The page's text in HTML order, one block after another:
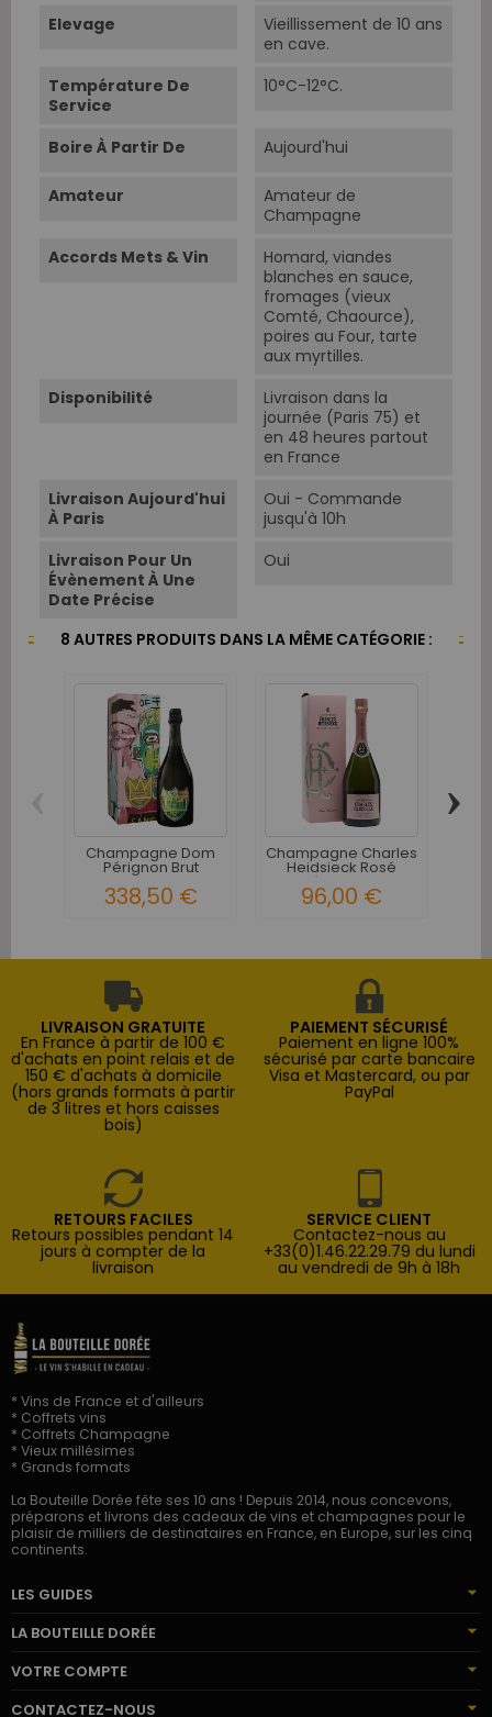
Elevage
Vieillissement de 10 ans
en cave.
Température De
Service
10°C-12°C.
Boire À Partir De Aujourd'hui
Amateur
Amateur de
Champagne
Accords Mets & Vin
Homard, viandes
blanches en sauce,
fromages (vieux
Comté, Chaource),
poires au Four, tarte
aux myrtilles.
Disponibilité
Livraison dans la
journée (Paris 75) et
en 48 heures partout
en France
Livraison Aujourd'hui
À Paris
Oui - Commande
jusqu'à 10h
Livraison Pour Un
Évènement À Une
Date Précise
Oui
8 AUTRES PRODUITS DANS LA MÊME CATÉGORIE :
Champagne Dom
Pérignon Brut
Vintage...
338,50 €
Champagne Charles
Heidsieck Rosé
Réserve -...
96,00 €
›
LIVRAISON GRATUITE
En France à partir de 100 €
d'achats en point relais et de
150 € d'achats à domicile
(hors grands formats à partir
de 3 litres et hors caisses
bois)
PAIEMENT SÉCURISÉ
Paiement en ligne 100%
sécurisé par carte bancaire
Visa et Mastercard, ou par
PayPal
RETOURS FACILES
Retours possibles pendant 14
jours à compter de la
livraison
SERVICE CLIENT
Contactez-nous au
+33(0)1.46.22.29.79 du lundi
au vendredi de 9h à 18h
* Vins de France et d'ailleurs
* Coffrets vins
* Coffrets Champagne
* Vieux millésimes
* Grands formats
La Bouteille Dorée fête ses 10 ans ! Depuis 2014, nous concevons,
préparons et livrons des cadeaux de vins et champagnes pour le
plaisir de milliers de destinataires en France, en Europe, sur les cinq
continents.
LES GUIDES
LA BOUTEILLE DORÉE
VOTRE COMPTE
CONTACTEZ-NOUS